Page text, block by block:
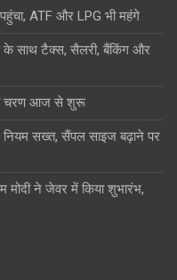
ATF और LPG भी महंगे
के साथ टैक्स, सैलरी, बैंकिंग और
चरण आज से शुरू
नियम सख्त, सैंपल साइज बढ़ाने पर
मोदी ने जेवर में किया शुभारंभ,